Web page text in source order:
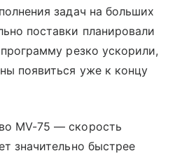
задач на больших
поставки планировали
резко ускорили,
появиться уже к концу
MV-75 — скорость
значительно быстрее